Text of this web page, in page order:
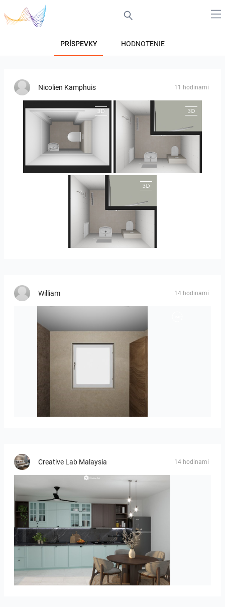
PRÍSPEVKY HODNOTENIE
Nicolien Kamphuis 11 hodinami
25-5004 bnr. 05 25-5004 bnr. 05
25-5004 bnr. 05
William 14 hodinami
Creative Lab Malaysia 14 hodinami
HANIN_KITCHEN